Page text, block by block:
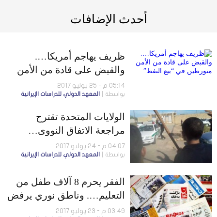
أحدث الإضافات
ظريف يهاجم أمريكا….
والقبض على قادة من الأمن
متورطين في “بيع النفط”
05:14 م - 25 يوليو 2017
بواسطة المعهد الدولي للدراسات الإيرانية
الولايات المتحدة تقترح
مراجعة الاتفاق النووى…
وافتتاح قاعدة جوية جديدة
للحرس الثوري
04:07 م - 24 يوليو 2017
بواسطة المعهد الدولي للدراسات الإيرانية
الفقر يحرم 8 آلاف طفل من
التعليم…. وناطق نوري يرفض
المشاركة في حكومة روحاني
03:49 م - 23 يوليو 2017